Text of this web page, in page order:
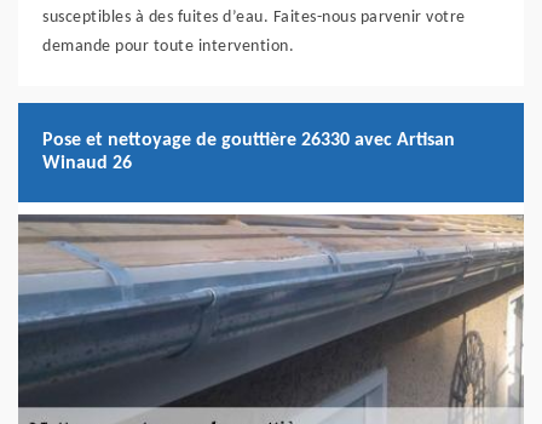
susceptibles à des fuites d’eau. Faites-nous parvenir votre
demande pour toute intervention.
Pose et nettoyage de gouttière 26330 avec Artisan
Winaud 26